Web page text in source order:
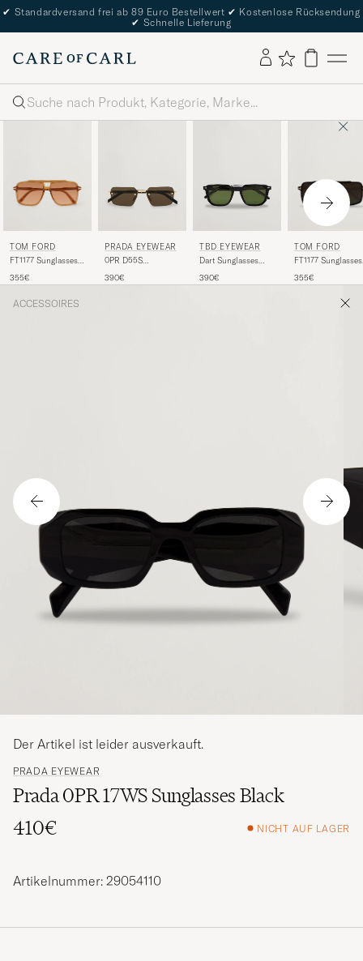
✔ Standardversand frei ab 89 Euro Bestellwert ✔ Kostenlose Rücksendung
✔ Schnelle Lieferung
Suche
TOM FORD
FT1177 Sunglasses
355€
PRADA EYEWEAR
0PR D55S
390€
TBD EYEWEAR
Dart Sunglasses
390€
TOM FORD
FT1177 Sunglasses
355€
ACCESSOIRES
PRADA EYEWEAR
Prada 0PR 17WS Sunglasses Black
410€
NICHT AUF LAGER
Der Artikel ist leider ausverkauft.
Artikelnummer: 29054110